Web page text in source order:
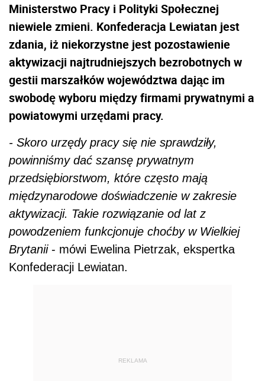
Ministerstwo Pracy i Polityki Społecznej
niewiele zmieni. Konfederacja Lewiatan jest
zdania, iż niekorzystne jest pozostawienie
aktywizacji najtrudniejszych bezrobotnych w
gestii marszałków województwa dając im
swobodę wyboru między firmami prywatnymi a
powiatowymi urzędami pracy.
- Skoro urzędy pracy się nie sprawdziły,
powinniśmy dać szansę prywatnym
przedsiębiorstwom, które często mają
międzynarodowe doświadczenie w zakresie
aktywizacji. Takie rozwiązanie od lat z
powodzeniem funkcjonuje choćby w Wielkiej
Brytanii- mówi Ewelina Pietrzak, ekspertka
Konfederacji Lewiatan.
REKLAMA